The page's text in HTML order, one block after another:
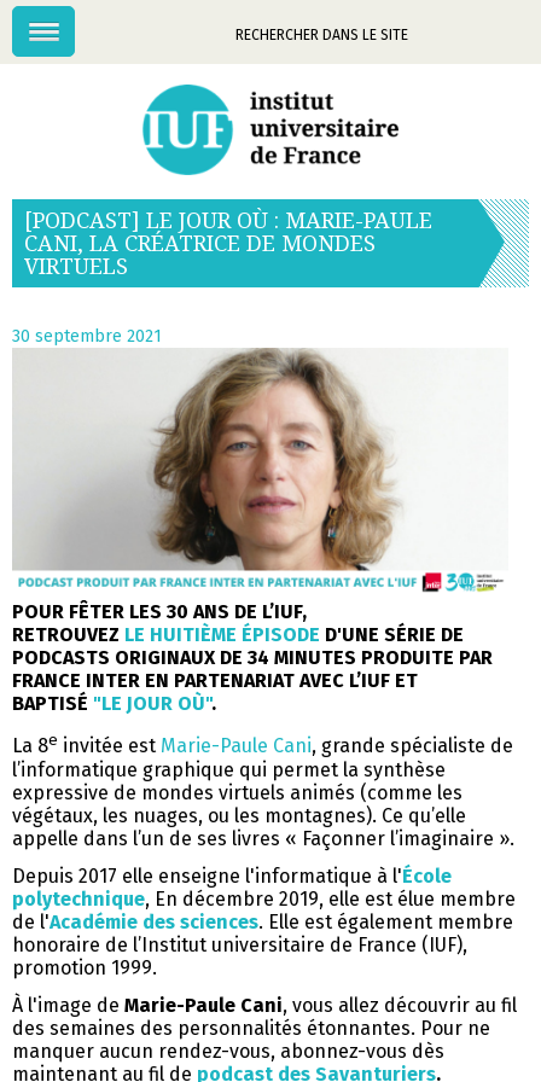
Mots-
Menu
[PODCAST] LE JOUR OÙ : MARIE-PAULE
CANI, LA CRÉATRICE DE MONDES
VIRTUELS
30 septembre 2021
POUR FÊTER LES 30 ANS DE L’IUF,
RETROUVEZ LE HUITIÈME ÉPISODE D'UNE SÉRIE DE
PODCASTS ORIGINAUX DE 34 MINUTES PRODUITE PAR
FRANCE INTER EN PARTENARIAT AVEC L’IUF ET
BAPTISÉ "LE JOUR OÙ".
La 8e invitée est Marie-Paule Cani, grande spécialiste de
l’informatique graphique qui permet la synthèse
expressive de mondes virtuels animés (comme les
végétaux, les nuages, ou les montagnes). Ce qu’elle
appelle dans l’un de ses livres « Façonner l’imaginaire ».
Depuis 2017 elle enseigne l'informatique à l'École
polytechnique, En décembre 2019, elle est élue membre
de l'Académie des sciences. Elle est également membre
honoraire de l’Institut universitaire de France (IUF),
promotion 1999.
À l'image de Marie-Paule Cani, vous allez découvrir au fil
des semaines des personnalités étonnantes. Pour ne
manquer aucun rendez-vous, abonnez-vous dès
maintenant au fil de podcast des Savanturiers.